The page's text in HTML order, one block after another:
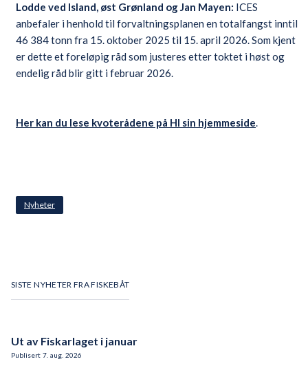
Lodde ved Island, øst Grønland og Jan Mayen: ICES
anbefaler i henhold til forvaltningsplanen en totalfangst inntil
46 384 tonn fra 15. oktober 2025 til 15. april 2026. Som kjent
er dette et foreløpig råd som justeres etter toktet i høst og
endelig råd blir gitt i februar 2026.
Her kan du lese kvoterådene på HI sin hjemmeside.
Nyheter
SISTE NYHETER FRA FISKEBÅT
Ut av Fiskarlaget i januar
Publisert 7 aug. 2026